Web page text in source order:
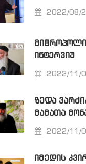
2022/08/
ᲘᲜᲢᲔᲠᲕᲘᲣ
2022/11/
ᲖᲔᲓᲐ
ᲛᲐᲛᲐᲗᲐ
2022/11/
ᲘᲛᲔᲓᲘᲡ